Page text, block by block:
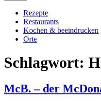
Rezepte
Restaurants
Kochen & beeindrucken
Orte
Schlagwort:
McB. – der